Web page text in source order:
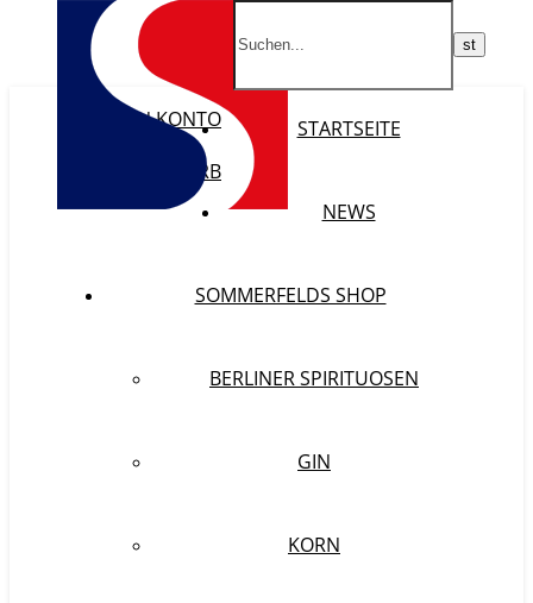
MEIN KONTO
WARENKORB
STARTSEITE
NEWS
SOMMERFELDS SHOP
BERLINER SPIRITUOSEN
GIN
KORN